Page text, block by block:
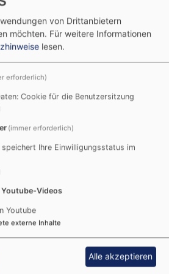
jedes Jahr unter einem anderen
Motto „ABBA“. 14 Tänzer
akrobatischen Fähigkeiten
Hebefiguren. Trainiert werden
Training. Die Lieselottensind
zu buchen
von Drittanbietern
möchten. Für weitere Informationen
lesen.
erforderlich)
Cookie für die Benutzersitzung
(immer erforderlich)
Ihre Einwilligungsstatus im
Videos
Youtube
externe Inhalte
Alle akzeptieren